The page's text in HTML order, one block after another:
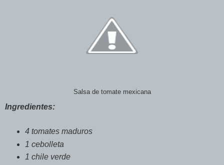
Salsa de tomate mexicana
Ingredientes:
4 tomates maduros
1 cebolleta
1 chile verde